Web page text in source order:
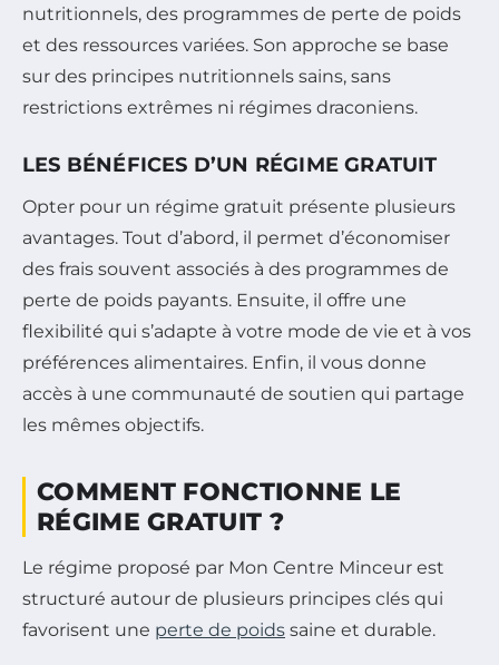
nutritionnels, des programmes de perte de poids
et des ressources variées. Son approche se base
sur des principes nutritionnels sains, sans
restrictions extrêmes ni régimes draconiens.
LES BÉNÉFICES D’UN RÉGIME GRATUIT
Opter pour un régime gratuit présente plusieurs
avantages. Tout d’abord, il permet d’économiser
des frais souvent associés à des programmes de
perte de poids payants. Ensuite, il offre une
flexibilité qui s’adapte à votre mode de vie et à vos
préférences alimentaires. Enfin, il vous donne
accès à une communauté de soutien qui partage
les mêmes objectifs.
COMMENT FONCTIONNE LE
RÉGIME GRATUIT ?
Le régime proposé par Mon Centre Minceur est
structuré autour de plusieurs principes clés qui
favorisent une perte de poids saine et durable.